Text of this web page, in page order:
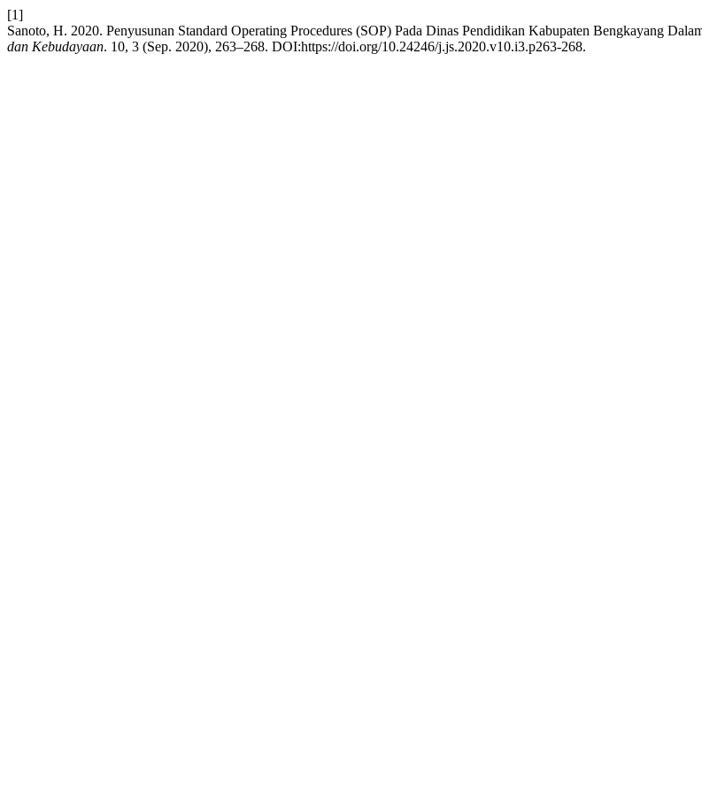
[1]
Sanoto, H. 2020. Penyusunan Standard Operating Procedures (SOP) Pada Dinas Pendidikan Kabupaten Bengkayang
dan Kebudayaan. 10, 3 (Sep. 2020), 263–268. DOI:https://doi.org/10.24246/j.js.2020.v10.i3.p263-268.